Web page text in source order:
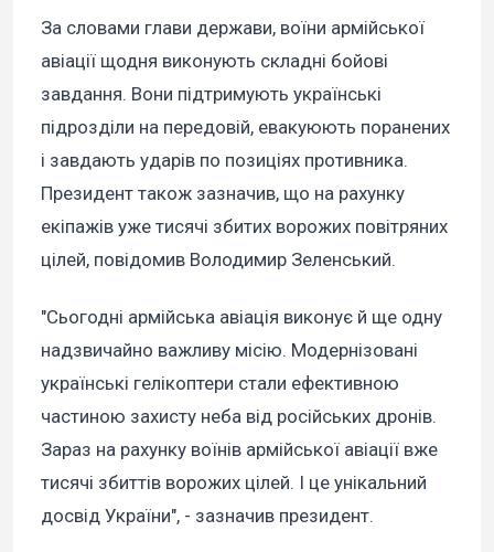
За словами глави держави, воїни армійської
авіації щодня виконують складні бойові
завдання. Вони підтримують українські
підрозділи на передовій, евакуюють поранених
і завдають ударів по позиціях противника.
Президент також зазначив, що на рахунку
екіпажів уже тисячі збитих ворожих повітряних
цілей, повідомив Володимир Зеленський.
"Сьогодні армійська авіація виконує й ще одну
надзвичайно важливу місію. Модернізовані
українські гелікоптери стали ефективною
частиною захисту неба від російських дронів.
Зараз на рахунку воїнів армійської авіації вже
тисячі збиттів ворожих цілей. І це унікальний
досвід України", - зазначив президент.